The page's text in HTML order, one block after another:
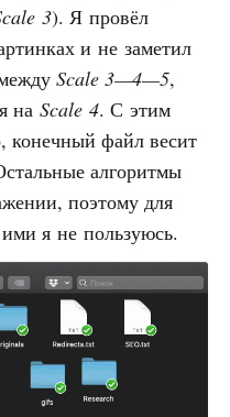
3). Я провёл
и не заметил
Scale 3—4—5,
на Scale 4. С этим
конечный файл весит
алгоритмы
поэтому для
я не пользуюсь.